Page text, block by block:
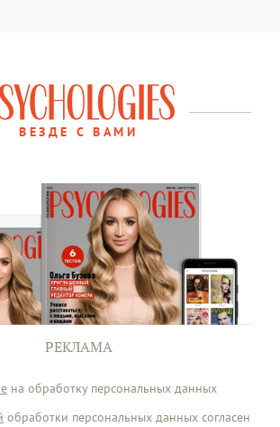
ВЕЗДЕ С ВАМИ
РЕКЛАМА
на обработку персональных данных
обработки персональных данных согласен